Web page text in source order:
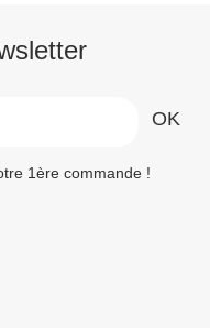
1ère commande !